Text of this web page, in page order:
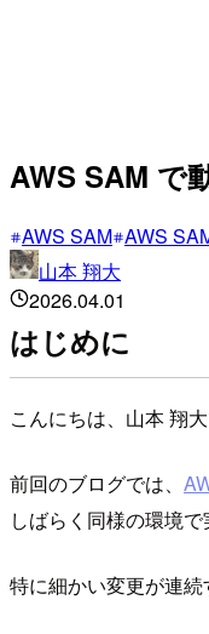
AWS SAM で
AWS SAM AWS
山本 翔大
2026.04.01
はじめに
こんにちは、山本 翔大
前回のブログでは、
しばらく同様の環境
特に細かい変更が連